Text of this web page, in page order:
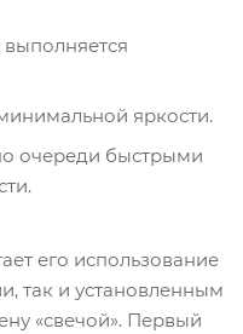
яркости.
очереди быстрыми
его использование
так и установленным
«свечой». Первый